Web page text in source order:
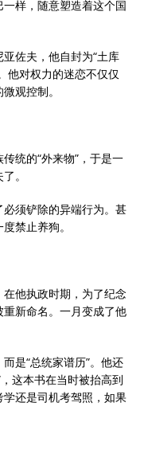
样，随意塑造着这个国
佐夫，他自封为“土库
他对权力的迷恋不仅仅
观控制。
统的“外来物”，于是一
。
须铲除的异端行为。甚
禁止养狗。
他执政时期，为了纪念
新命名。一月变成了他
是“总统家谱历”。他还
这本书在当时被抬高到
还是司机考驾照，如果